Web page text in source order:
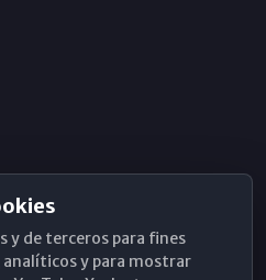
y de terceros para fines
y para mostrar